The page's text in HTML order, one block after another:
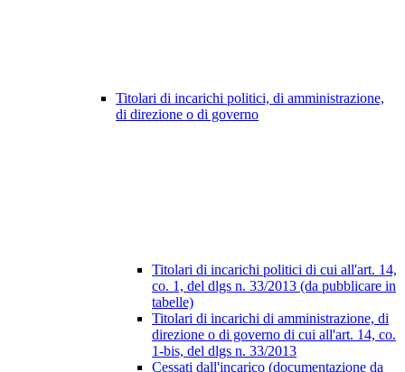
Titolari di incarichi politici, di amministrazione,
di direzione o di governo
Titolari di incarichi politici di cui all'art. 14,
co. 1, del dlgs n. 33/2013 (da pubblicare in
tabelle)
Titolari di incarichi di amministrazione, di
direzione o di governo di cui all'art. 14, co.
1-bis, del dlgs n. 33/2013
Cessati dall'incarico (documentazione da